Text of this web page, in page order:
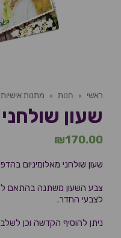
ראשי » חנות » מתנות אישיות
שעון שולחני
₪170.00
שעון שולחני מאלומיניום
צבע השעון משתנה בהתאם
לצבעי החדר.
ניתן להוסיף הקדשה וכן